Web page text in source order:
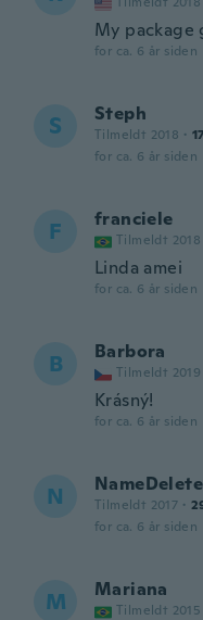
My package
for ca. 6 år siden
S Steph
Tilmeldt 2018 · 17
for ca. 6 år siden
F franciele
Tilmeldt 2018
Linda amei
for ca. 6 år siden
B Barbora
Tilmeldt 2019
Krásný!
for ca. 6 år siden
N Tilmeldt 2017 ·
for ca. 6 år siden
M Mariana
Tilmeldt 2015